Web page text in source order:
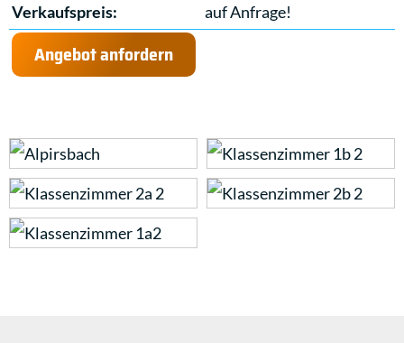
Verkaufspreis:
auf Anfrage!
Angebot anfordern